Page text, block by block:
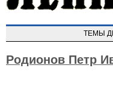
ТЕМЫ
Родионов Петр